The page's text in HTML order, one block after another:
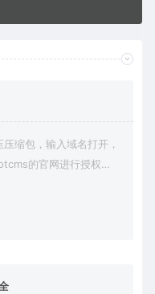
缩包，输入域名打开，
的官网进行授权